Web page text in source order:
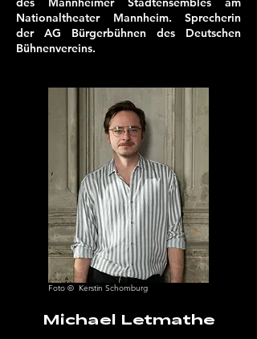
Nationaltheater Mannheim. Sprecherin
der AG Bürgerbühnen des Deutschen
Bühnenvereins.
Foto © Kerstin Schomburg
Michael Letmathe